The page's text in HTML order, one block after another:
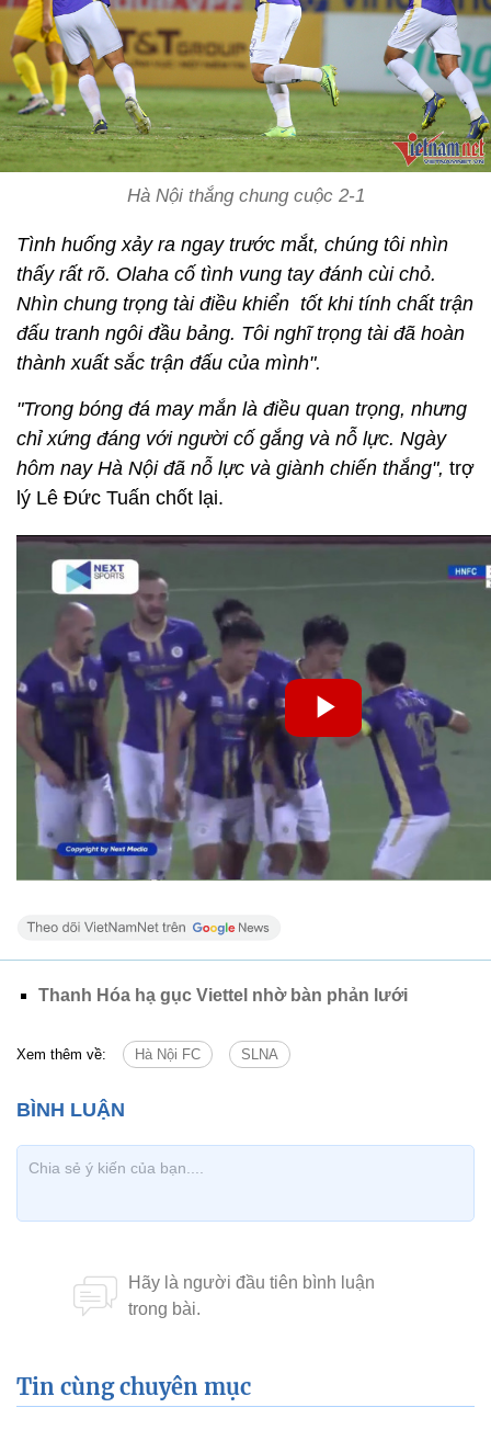
Hà Nội thắng chung cuộc 2-1
Tình huống xảy ra ngay trước mắt, chúng tôi nhìn
thấy rất rõ. Olaha cố tình vung tay đánh cùi chỏ.
Nhìn chung trọng tài điều khiển tốt khi tính chất trận
đấu tranh ngôi đầu bảng. Tôi nghĩ trọng tài đã hoàn
thành xuất sắc trận đấu của mình".
"Trong bóng đá may mắn là điều quan trọng, nhưng
chỉ xứng đáng với người cố gắng và nỗ lực. Ngày
hôm nay Hà Nội đã nỗ lực và giành chiến thắng", trợ
lý Lê Đức Tuấn chốt lại.
Thanh Hóa hạ gục Viettel nhờ bàn phản lưới
Xem thêm về: Hà Nội FC SLNA
Tin cùng chuyên mục